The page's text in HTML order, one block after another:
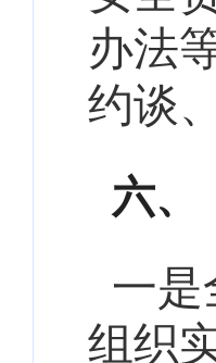
办法
约谈
六、
一
组织